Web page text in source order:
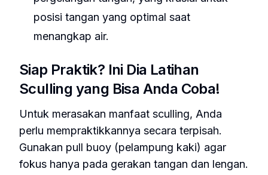
posisi tangan yang optimal saat
menangkap air.
Siap Praktik? Ini Dia Latihan
Sculling yang Bisa Anda Coba!
Untuk merasakan manfaat sculling, Anda
perlu mempraktikkannya secara terpisah.
Gunakan pull buoy (pelampung kaki) agar
fokus hanya pada gerakan tangan dan lengan.